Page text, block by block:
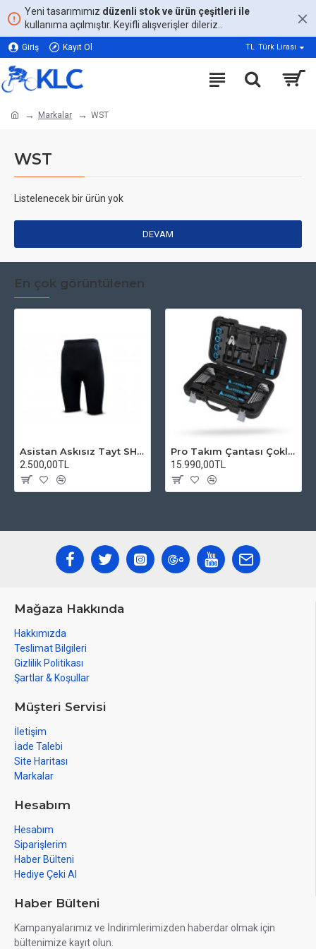
Yeni tasarımımız düzenli stok ve ürün çeşitleri ile
kullanıma açılmıştır. Keyifli alışverişler dileriz..
Giriş Kayıt Ol TL Türk Lirası
Markalar WST
WST
Listelenecek bir ürün yok
DEVAM
En çok görüntülenen
Asistan Askısız Tayt SH20 Pedli Siyah
2.500,00TL
Pro Takım Çantası Çoklu Tamir Seti
15.990,00TL
Mağaza Hakkında
Hakkımızda
Teslimat Bilgileri
Gizlilik Politikası
Şartlar & Koşullar
Müşteri Servisi
İletişim
İade Talebi
Site Haritası
Markalar
Hesabım
Hesabım
Siparişlerim
Haber Bülteni
Hediye Çeki Al
Haber Bülteni
Kampanyalarımız ve İndirimlerimizden haberdar olmak için
bültenimize kayıt olun.